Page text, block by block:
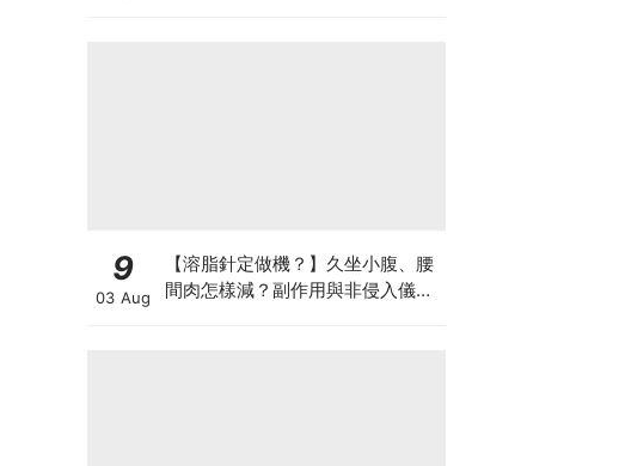
9
03 Aug
【溶脂針定做機？】久坐小腹、腰
間肉怎樣減？副作用與非侵入儀器